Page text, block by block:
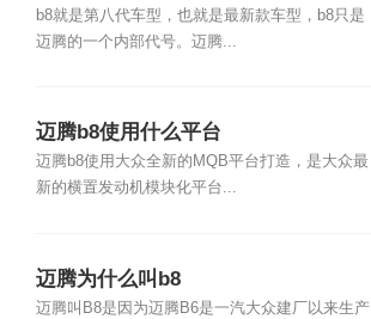
b8就是第八代车型，也就是最新款车型，b8只是
迈腾的一个内部代号。迈腾...
迈腾b8使用什么平台
迈腾b8使用大众全新的MQB平台打造，是大众最
新的横置发动机模块化平台...
迈腾为什么叫b8
迈腾叫B8是因为迈腾B6是一汽大众建厂以来生产